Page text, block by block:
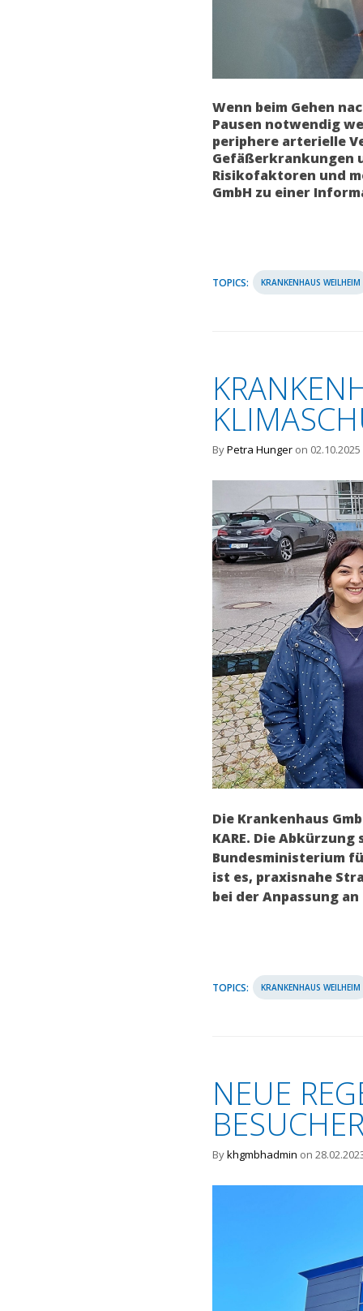
Wenn beim Gehen
Pausen notwendig
periphere arterielle
Gefäßerkrankungen
Risikofaktoren und
GmbH zu einer
TOPICS: KRANKENHAUS WEILHEIM
ByPetra Hunger on 02.10.2025
Die Krankenhaus
KARE. Die
Bundesministerium
ist es, praxisnahe
bei der Anpassung
TOPICS: KRANKENHAUS WEILHEIM
NEUE
Bykhgmbhadmin on